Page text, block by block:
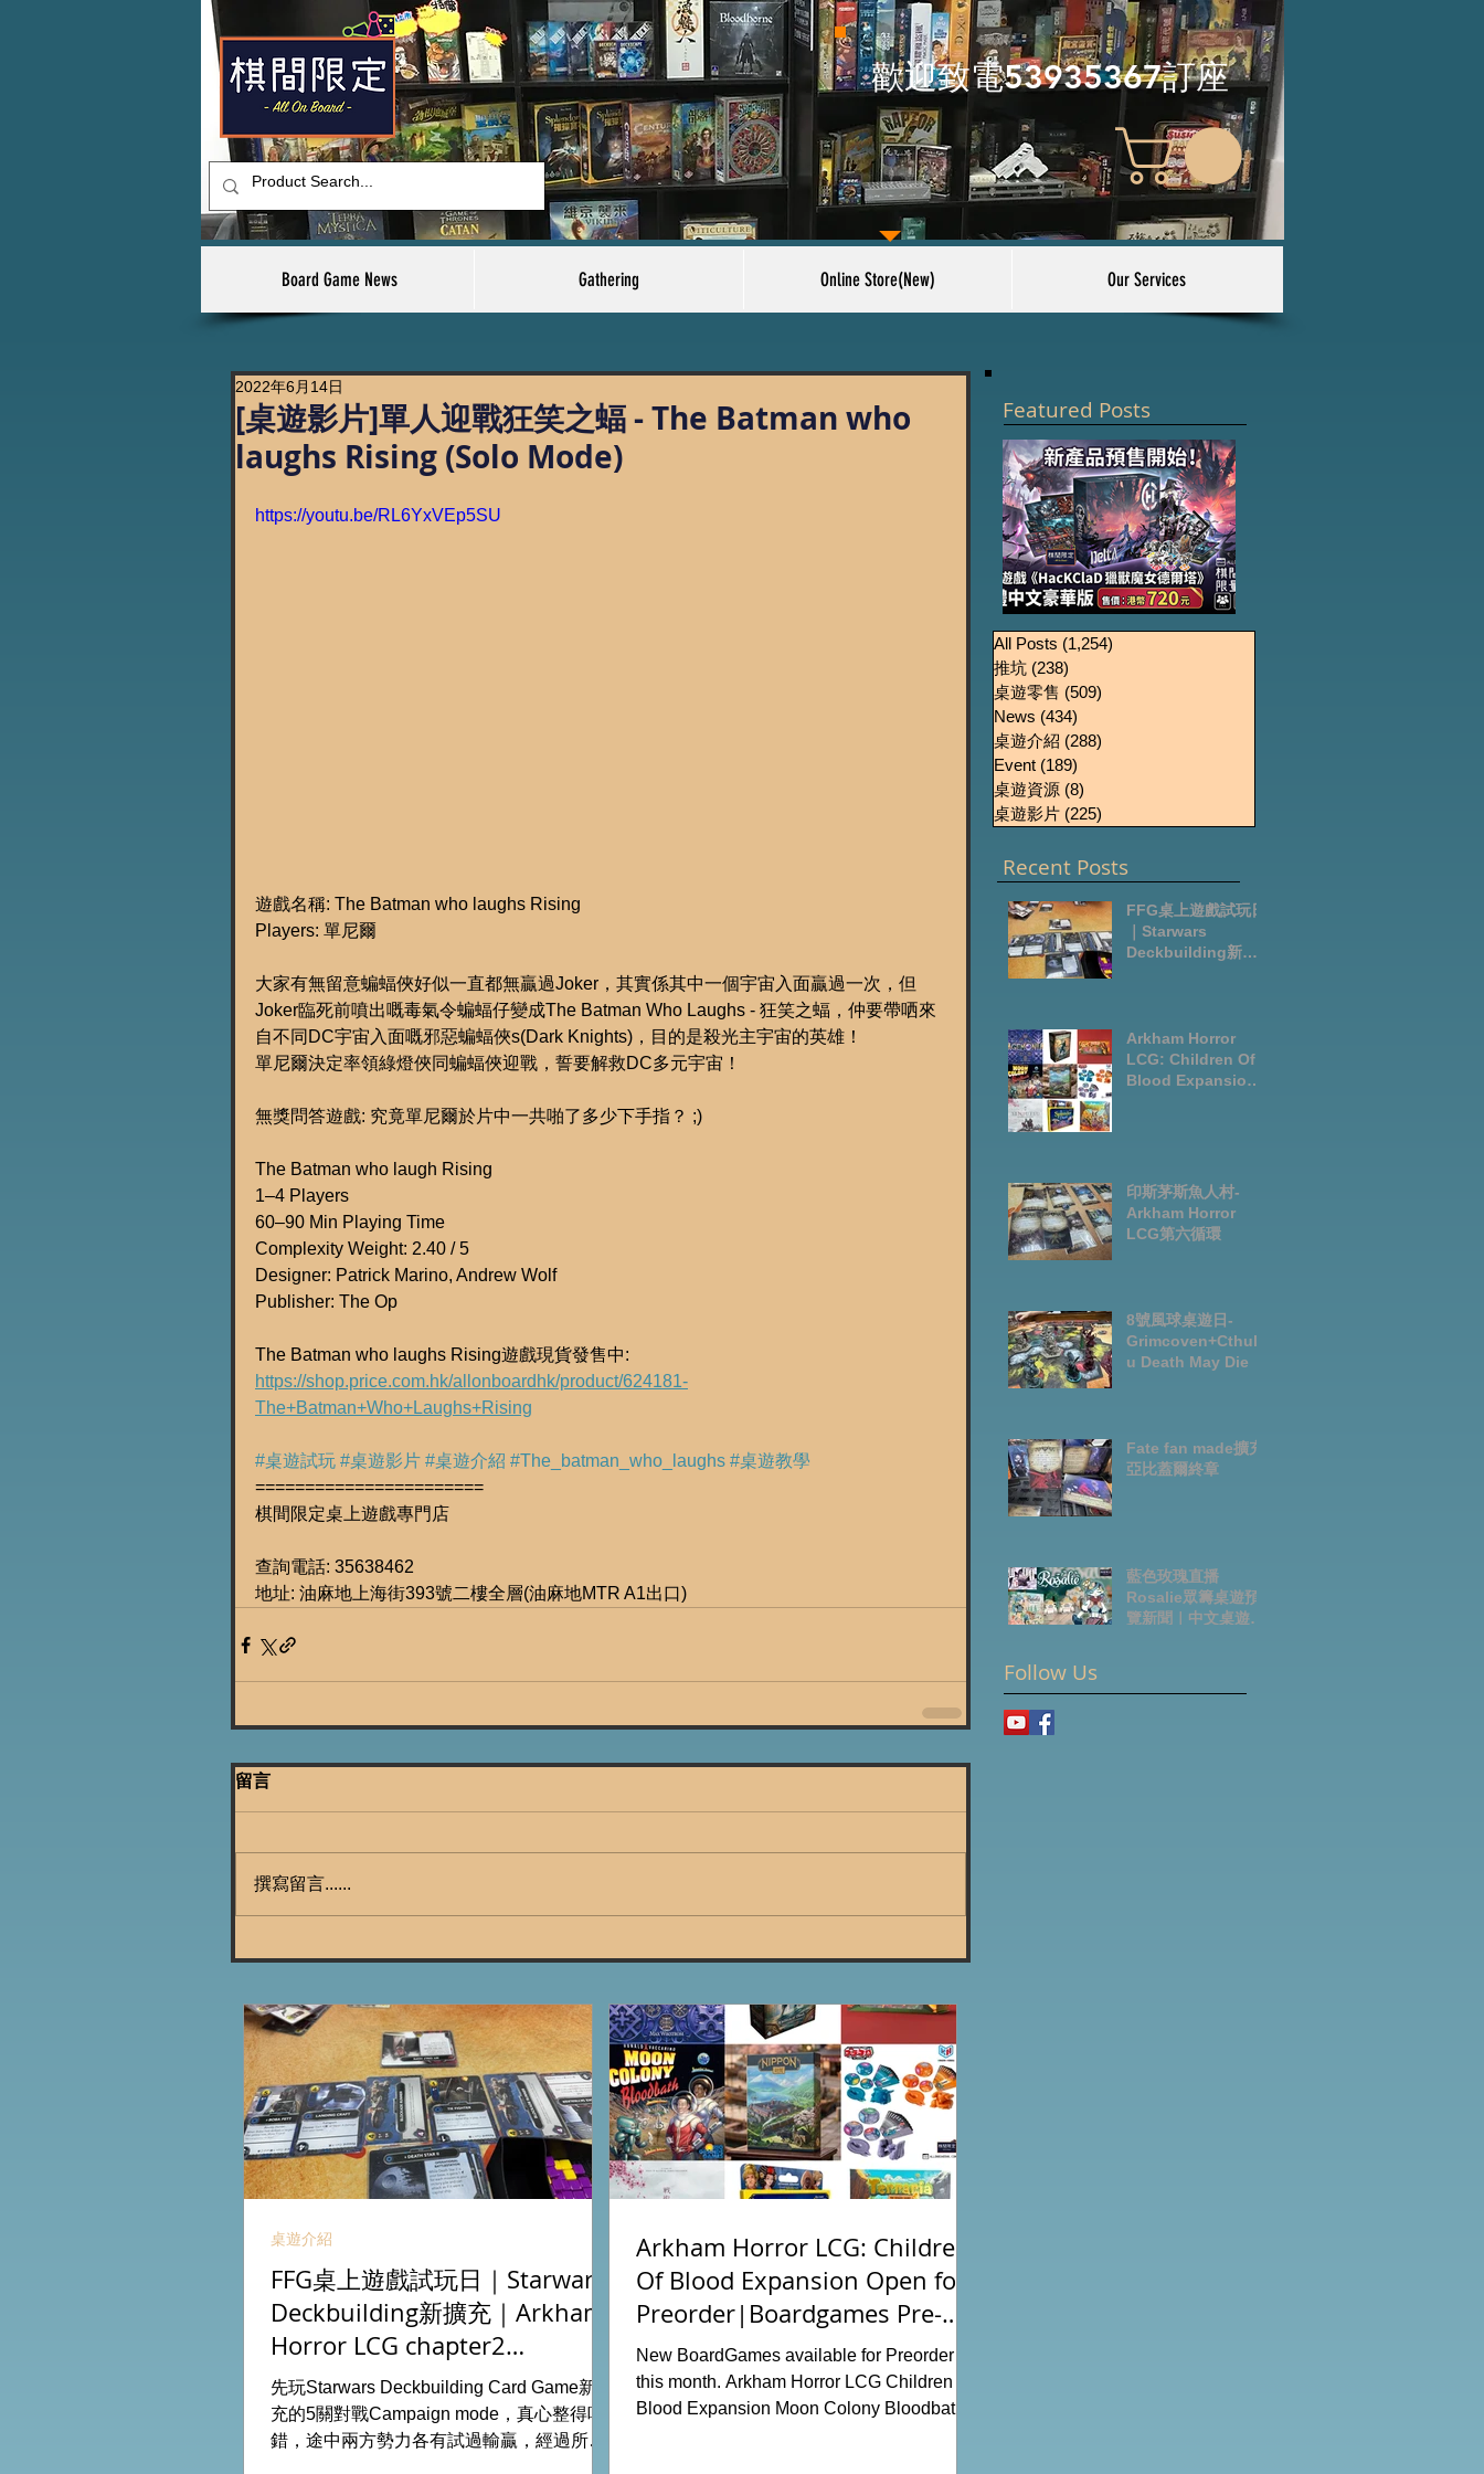
​歡迎致電53935367訂座
Board Game News Gathering Online Store(New) Our Services
[桌遊影片]單人迎戰狂笑之蝠 - The Batman who
laughs Rising (Solo Mode)
2022年6月14日
https://youtu.be/RL6YxVEp5SU
遊戲名稱: The Batman who laughs Rising
Players: 單尼爾
大家有無留意蝙蝠俠好似一直都無贏過Joker，其實係其中一個宇宙入面贏過一次，但
Joker臨死前噴出嘅毒氣令蝙蝠仔變成The Batman Who Laughs - 狂笑之蝠，仲要帶哂來
自不同DC宇宙入面嘅邪惡蝙蝠俠s(Dark Knights)，目的是殺光主宇宙的英雄！
單尼爾決定率領綠燈俠同蝙蝠俠迎戰，誓要解救DC多元宇宙！
無獎問答遊戲: 究竟單尼爾於片中一共啪了多少下手指？ ;)
The Batman who laugh Rising
1–4 Players
60–90 Min Playing Time
Complexity Weight: 2.40 / 5
Designer: Patrick Marino, Andrew Wolf
Publisher: The Op
The Batman who laughs Rising遊戲現貨發售中:
https://shop.price.com.hk/allonboardhk/product/624181-
The+Batman+Who+Laughs+Rising
#桌遊試玩 #桌遊影片 #桌遊介紹 #The_batman_who_laughs #桌遊教學
=======================
棋間限定桌上遊戲專門店
查詢電話: 35638462
地址: 油麻地上海街393號二樓全層(油麻地MTR A1出口)
留言
撰寫留言......
Featured Posts
《HacKClaD獵獸魔女
德爾塔》繁體中文豪
華版開放預售
All Posts (1,254)
推坑 (238)
桌遊零售 (509)
News (434)
桌遊介紹 (288)
Event (189)
桌遊資源 (8)
桌遊影片 (225)
Recent Posts
FFG桌上遊戲試玩日
｜Starwars
Deckbuilding新擴
deck
Arkham Horror
LCG: Children Of
Blood Expansion
印斯茅斯魚人村-
Arkham Horror
LCG第六循環
8號風球桌遊日-
Grimcoven+Cthulh
u Death May Die
Fate fan made擴充-
亞比蓋爾終章
藍色玫瑰直播
Rosalie眾籌桌遊預
覽新聞｜中文桌遊節
Follow Us
FFG桌上遊戲試玩日｜Starwars
Deckbuilding新擴充｜Arkham
Horror LCG chapter2
INVESTIGATOR deck
先玩Starwars Deckbuilding Card Game新擴
充的5關對戰Campaign mode，真心整得唔
錯，途中兩方勢力各有試過輸贏，經過所有
桌遊介紹
Arkham Horror LCG: Children
Of Blood Expansion Open for
Preorder|Boardgames Pre-
Order News July2026
New BoardGames available for Preorder for
this month. Arkham Horror LCG Children Of
Blood Expansion Moon Colony Bloodbath